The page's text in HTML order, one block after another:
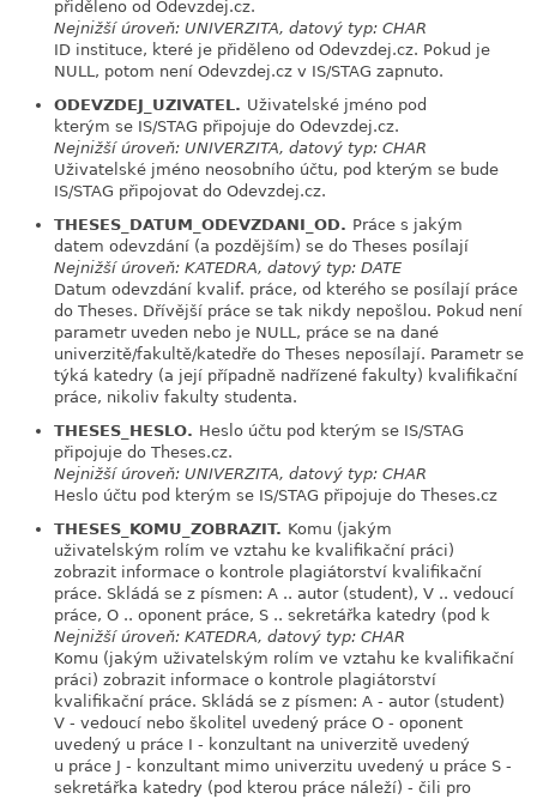
přiděleno od Odevzdej.cz.
Nejnižší úroveň: UNIVERZITA, datový typ: CHAR
ID instituce, které je přiděleno od Odevzdej.cz. Pokud je
NULL, potom není Odevzdej.cz v IS/STAG zapnuto.
ODEVZDEJ_UZIVATEL. Uživatelské jméno pod
kterým se IS/STAG připojuje do Odevzdej.cz.
Nejnižší úroveň: UNIVERZITA, datový typ: CHAR
Uživatelské jméno neosobního účtu, pod kterým se bude
IS/STAG připojovat do Odevzdej.cz.
THESES_DATUM_ODEVZDANI_OD. Práce s jakým
datem odevzdání (a pozdějším) se do Theses posílají
Nejnižší úroveň: KATEDRA, datový typ: DATE
Datum odevzdání kvalif. práce, od kterého se posílají práce
do Theses. Dřívější práce se tak nikdy nepošlou. Pokud není
parametr uveden nebo je NULL, práce se na dané
univerzitě/fakultě/katedře do Theses neposílají. Parametr se
týká katedry (a její případně nadřízené fakulty) kvalifikační
práce, nikoliv fakulty studenta.
THESES_HESLO. Heslo účtu pod kterým se IS/STAG
připojuje do Theses.cz.
Nejnižší úroveň: UNIVERZITA, datový typ: CHAR
Heslo účtu pod kterým se IS/STAG připojuje do Theses.cz
THESES_KOMU_ZOBRAZIT. Komu (jakým
uživatelským rolím ve vztahu ke kvalifikační práci)
zobrazit informace o kontrole plagiátorství kvalifikační
práce. Skládá se z písmen: A .. autor (student), V .. vedoucí
práce, O .. oponent práce, S .. sekretářka katedry (pod k
Nejnižší úroveň: KATEDRA, datový typ: CHAR
Komu (jakým uživatelským rolím ve vztahu ke kvalifikační
práci) zobrazit informace o kontrole plagiátorství
kvalifikační práce. Skládá se z písmen: A - autor (student)
V - vedoucí nebo školitel uvedený práce O - oponent
uvedený u práce I - konzultant na univerzitě uvedený
u práce J - konzultant mimo univerzitu uvedený u práce S -
sekretářka katedry (pod kterou práce náleží) - čili pro